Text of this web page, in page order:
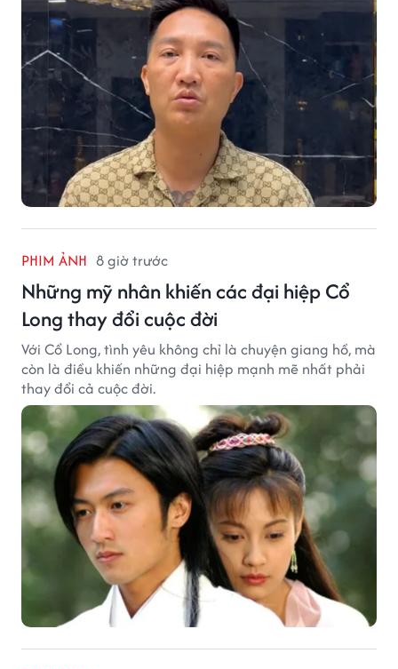
PHIM ẢNH 8 giờ trước
Những mỹ nhân khiến các đại hiệp Cổ
Long thay đổi cuộc đời
Với Cổ Long, tình yêu không chỉ là chuyện giang hồ, mà
còn là điều khiến những đại hiệp mạnh mẽ nhất phải
thay đổi cả cuộc đời.